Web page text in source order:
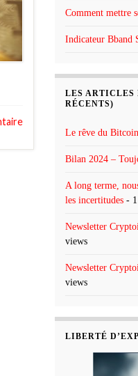
Comment mettre
Indicateur Bband
LES ARTICLES
RÉCENTS)
Le rêve du
Bilan 2024 –
A long terme,
les incertitudes -
Newsletter
views
Newsletter
views
LIBERTÉ